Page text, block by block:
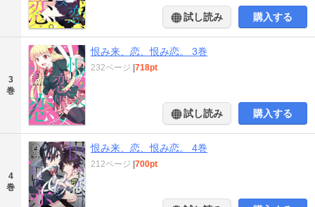
試し読み 購入する
3
巻
恨み来、恋、恨み恋。 3巻
232ページ |718pt
試し読み 購入する
4
巻
恨み来、恋、恨み恋。 4巻
212ページ |700pt